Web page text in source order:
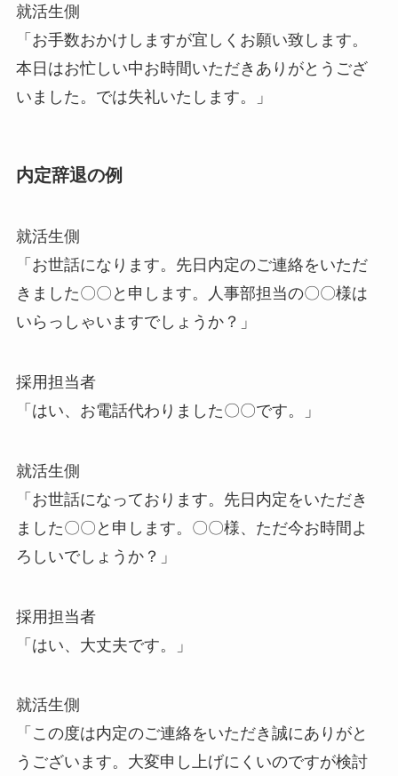
就活生側
「お手数おかけしますが宜しくお願い致します。
本日はお忙しい中お時間いただきありがとうござ
いました。では失礼いたします。」
内定辞退の例
就活生側
「お世話になります。先日内定のご連絡をいただ
きました〇〇と申します。人事部担当の〇〇様は
いらっしゃいますでしょうか？」
採用担当者
「はい、お電話代わりました〇〇です。」
就活生側
「お世話になっております。先日内定をいただき
ました〇〇と申します。〇〇様、ただ今お時間よ
ろしいでしょうか？」
採用担当者
「はい、大丈夫です。」
就活生側
「この度は内定のご連絡をいただき誠にありがと
うございます。大変申し上げにくいのですが検討